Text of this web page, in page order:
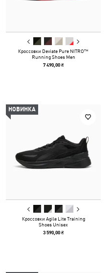
Кроссовки Deviate Pure NITRO™
Running Shoes Men
7 490,00 ₴
НОВИНКА
Кроссовки Agile Lite Training
Shoes Unisex
3 590,00 ₴